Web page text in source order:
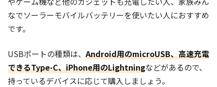
なでソーラーモバイルバッテリーを使いたい人におすすめ
です。
USBポートの種類は、 Android用のmicroUSB、高速充電
できるType-C、iPhone用のLightningなどがあるので、
持っているデバイスに応じて購入しましょう。